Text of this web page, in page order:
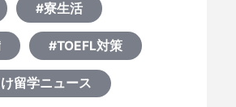
なぜ海外進学か？
どうやって？
#寮生活
#TOEFL対策
留学ニュース